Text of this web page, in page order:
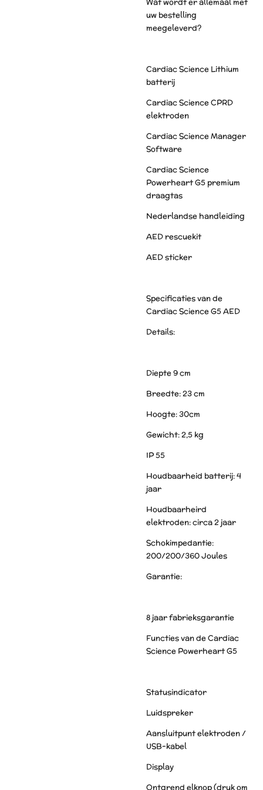
uw bestelling
meegeleverd?
Cardiac Science Lithium
batterij
Cardiac Science CPRD
elektroden
Cardiac Science Manager
Software
Cardiac Science
Powerheart G5 premium
draagtas
Nederlandse handleiding
AED rescuekit
AED sticker
Specificaties van de
Cardiac Science G5 AED
Details:
Diepte 9 cm
Breedte: 23 cm
Hoogte: 30cm
Gewicht: 2,5 kg
IP 55
Houdbaarheid batterij: 4
jaar
Houdbaarheird
elektroden: circa 2 jaar
Schokimpedantie:
200/200/360 Joules
Garantie:
8 jaar fabrieksgarantie
Functies van de Cardiac
Science Powerheart G5
Statusindicator
Luidspreker
Aansluitpunt elektroden /
USB-kabel
Display
Ontgrend elknop (druk om